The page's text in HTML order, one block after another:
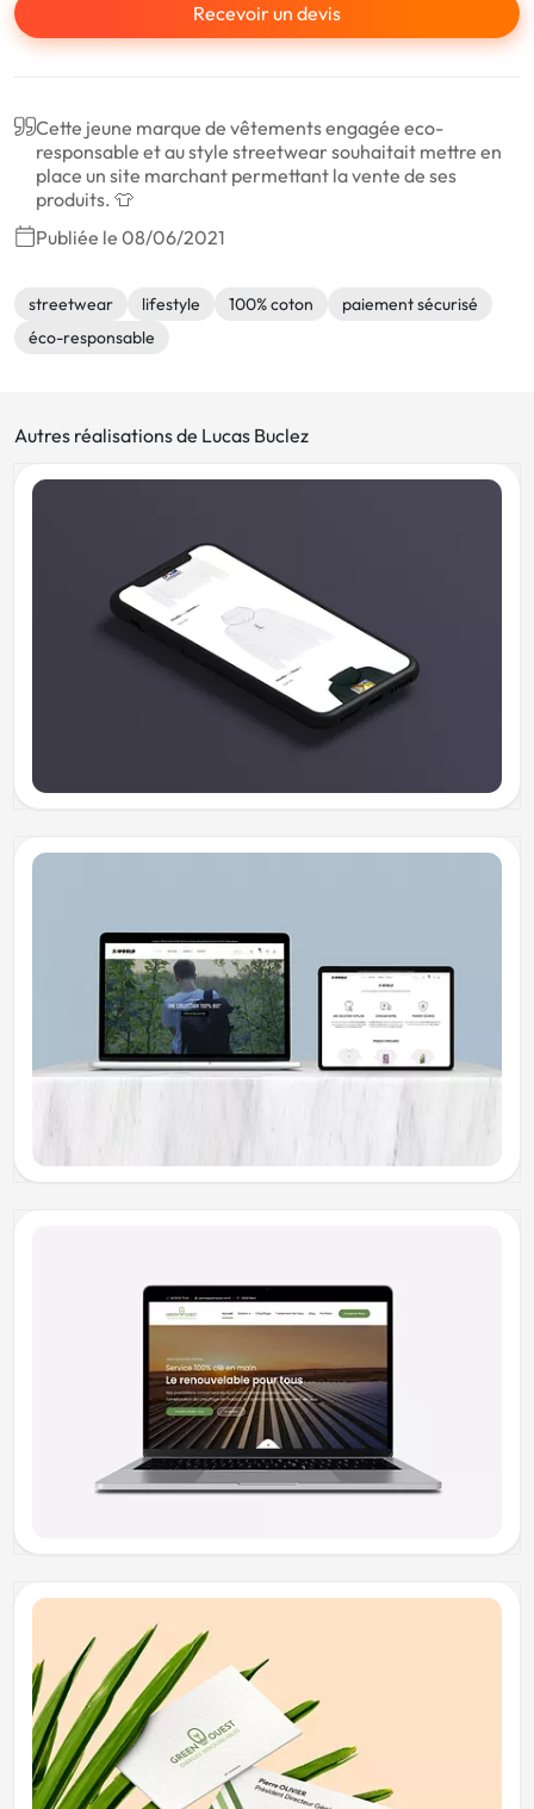
Recevoir un devis
Cette jeune marque de vêtements engagée eco-
responsable et au style streetwear souhaitait mettre en
place un site marchant permettant la vente de ses
produits. 👕
Publiée le 08/06/2021
streetwear lifestyle 100% coton
paiement sécurisé
éco-responsable
Autres réalisations de Lucas Buclez